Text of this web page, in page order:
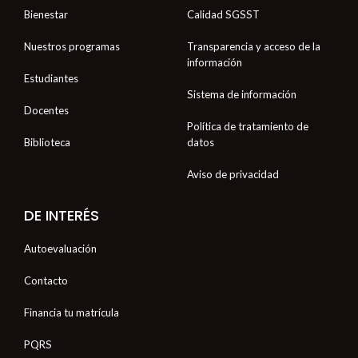
Bienestar
Nuestros programas
Estudiantes
Docentes
Biblioteca
Calidad SGSST
Transparencia y acceso de la
información
Sistema de información
Política de tratamiento de
datos
Aviso de privacidad
DE INTERÉS
Autoevaluación
Contacto
Financia tu matrícula
PQRS